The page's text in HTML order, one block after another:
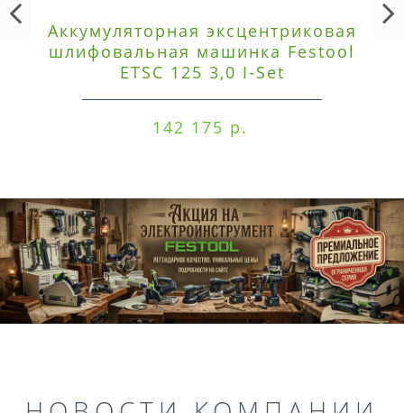
Аккумуляторная эксцентриковая
шлифовальная машинка Festool
ETSC 125 3,0 I-Set
142 175 р.